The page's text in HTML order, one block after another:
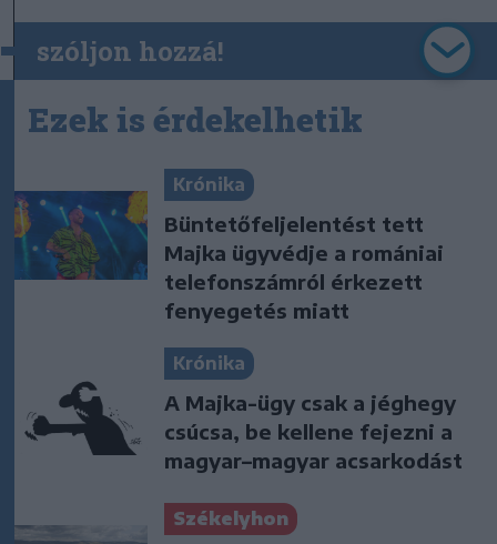
szóljon hozzá!
Ezek is érdekelhetik
Krónika
Büntetőfeljelentést tett
Majka ügyvédje a romániai
telefonszámról érkezett
fenyegetés miatt
Krónika
A Majka-ügy csak a jéghegy
csúcsa, be kellene fejezni a
magyar–magyar acsarkodást
Székelyhon